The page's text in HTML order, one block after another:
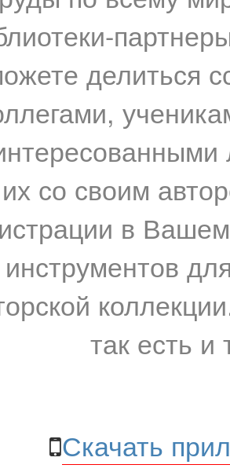
делиться
их со своим
в
инструментов
так есть и
Скачать